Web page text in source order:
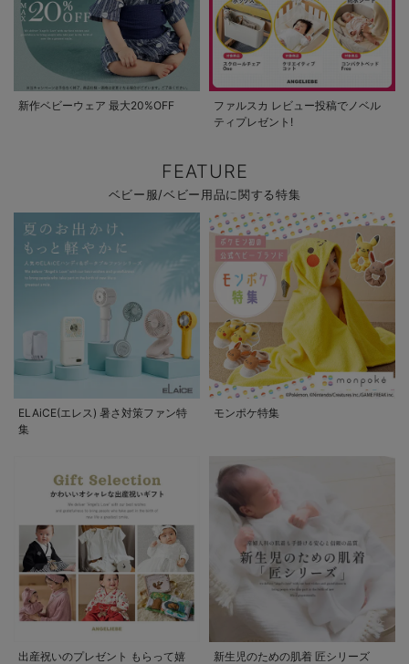
新作ベビーウェア 最大20%OFF
ファルスカ レビュー投稿でノベル
ティプレゼント!
FEATURE
ベビー服/ベビー用品に関する特集
ELAiCE(エレス) 暑さ対策ファン特
集
モンポケ特集
出産祝いのプレゼント もらって嬉 新生児のための肌着 匠シリーズ